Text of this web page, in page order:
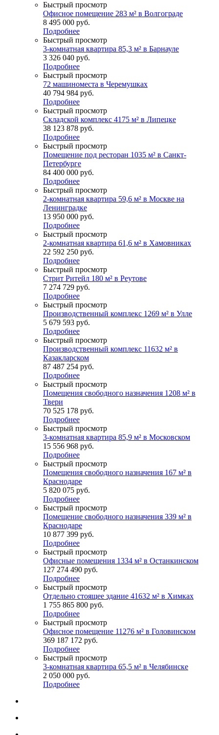
Быстрый просмотр
Офисное помещение 283 м² в Волгограде
8 495 000 руб.
Подробнее
Быстрый просмотр
3-комнатная квартира 85,3 м² в Барнауле
3 326 040 руб.
Подробнее
Быстрый просмотр
72 машиноместа в Черемушках
40 794 984 руб.
Подробнее
Быстрый просмотр
Складской комплекс 4175 м² в Липецке
38 123 878 руб.
Подробнее
Быстрый просмотр
Помещение под ресторан 1035 м² в Санкт-
Петербурге
84 400 000 руб.
Подробнее
Быстрый просмотр
2-комнатная квартира 59,6 м² в Москве на
Ленинградке
13 950 000 руб.
Подробнее
Быстрый просмотр
2-комнатная квартира 61,6 м² в Хамовниках
22 592 250 руб.
Подробнее
Быстрый просмотр
Стрит Ритейл 180 м² в Реутове
7 274 729 руб.
Подробнее
Быстрый просмотр
Производственный комплекс 1269 м² в Улле
5 679 593 руб.
Подробнее
Быстрый просмотр
Производственный комплекс 11632 м² в
Казакларском
87 487 254 руб.
Подробнее
Быстрый просмотр
Помещения свободного назначения 1208 м² в
Твери
70 525 178 руб.
Подробнее
Быстрый просмотр
3-комнатная квартира 85,9 м² в Московском
15 556 968 руб.
Подробнее
Быстрый просмотр
Помещения свободного назначения 167 м² в
Краснодаре
5 820 075 руб.
Подробнее
Быстрый просмотр
Помещение свободного назначения 339 м² в
Краснодаре
10 877 399 руб.
Подробнее
Быстрый просмотр
Офисные помещения 1334 м² в Останкинском
127 274 490 руб.
Подробнее
Быстрый просмотр
Отдельно стоящее здание 41632 м² в Химках
1 755 865 800 руб.
Подробнее
Быстрый просмотр
Офисное помещение 11276 м² в Головинском
369 187 172 руб.
Подробнее
Быстрый просмотр
3-комнатная квартира 65,5 м² в Челябинске
2 050 000 руб.
Подробнее